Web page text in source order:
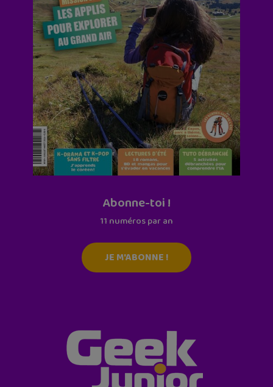
Abonne-toi !
11 numéros par an
JE M'ABONNE !